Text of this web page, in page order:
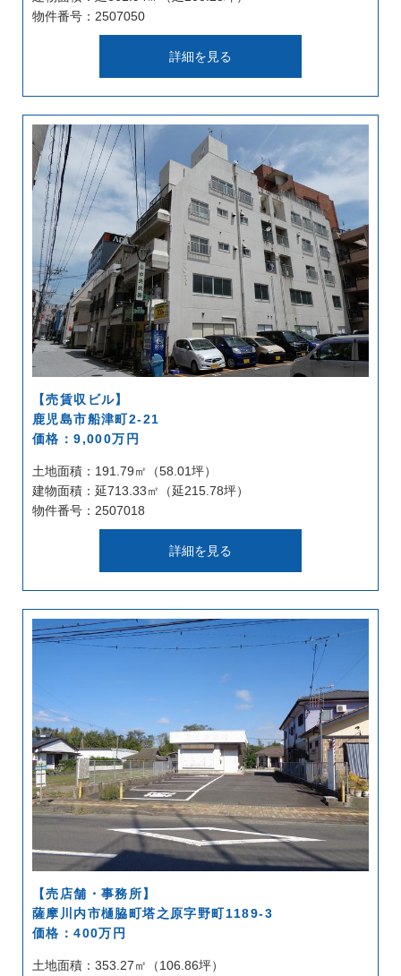
物件番号：2507050
詳細を見る
【売賃収ビル】
鹿児島市船津町2-21
価格：9,000万円
土地面積：191.79㎡（58.01坪）
建物面積：延713.33㎡（延215.78坪）
物件番号：2507018
詳細を見る
【売店舗・事務所】
薩摩川内市樋脇町塔之原字野町1189-3
価格：400万円
土地面積：353.27㎡（106.86坪）